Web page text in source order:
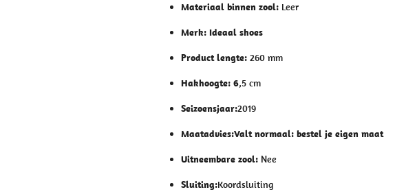
Materiaal binnen zool: Leer
Merk: Ideaal shoes
Product lengte: 260 mm
Hakhoogte: 6,5 cm
Seizoensjaar:2019
Maatadvies:Valt normaal: bestel je eigen maat
Uitneembare zool: Nee
Sluiting:Koordsluiting